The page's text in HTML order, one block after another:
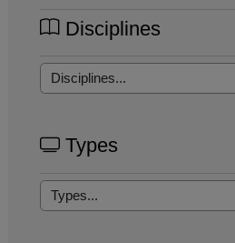
Disciplines
Types